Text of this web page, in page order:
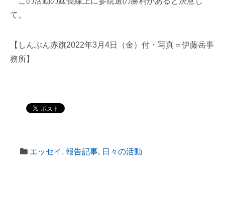
て。
【しんぶん赤旗2022年3月4日（金）付・写真＝伊藤岳事
務所】
エッセイ , 報告記事, 日々の活動